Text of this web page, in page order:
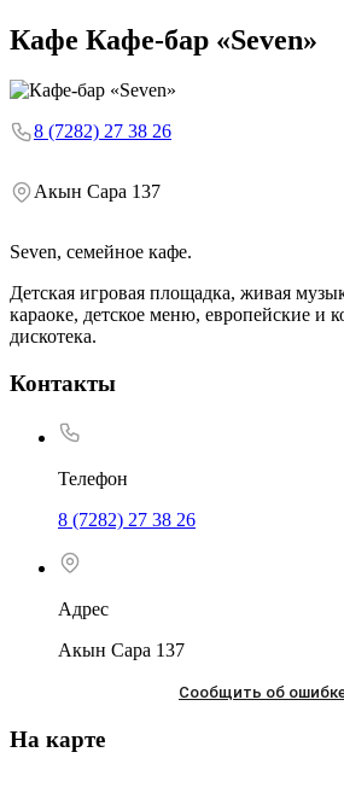
Кафе Кафе-бар «Seven»
8 (7282) 27 38 26
Акын Сара 137
Seven, семейное кафе.
Детская игровая площадка, живая
караоке, детское меню, европейские и
дискотека.
Контакты
Телефон
8 (7282) 27 38 26
Адрес
Акын Сара 137
Сообщить об
На карте